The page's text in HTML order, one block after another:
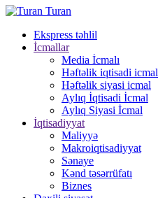
Turan
Ekspress təhlil
İcmallar
Media İcmalı
Həftəlik iqtisadi icmal
Həftəlik siyasi icmal
Aylıq İqtisadi İcmal
Aylıq Siyasi İcmal
İqtisadiyyat
Maliyyə
Makroiqtisadiyyat
Sənaye
Kənd təsərrüfatı
Biznes